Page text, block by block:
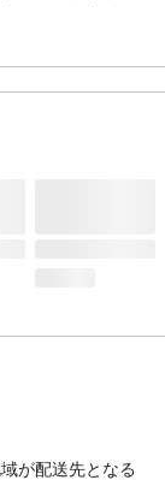
が配送先となる